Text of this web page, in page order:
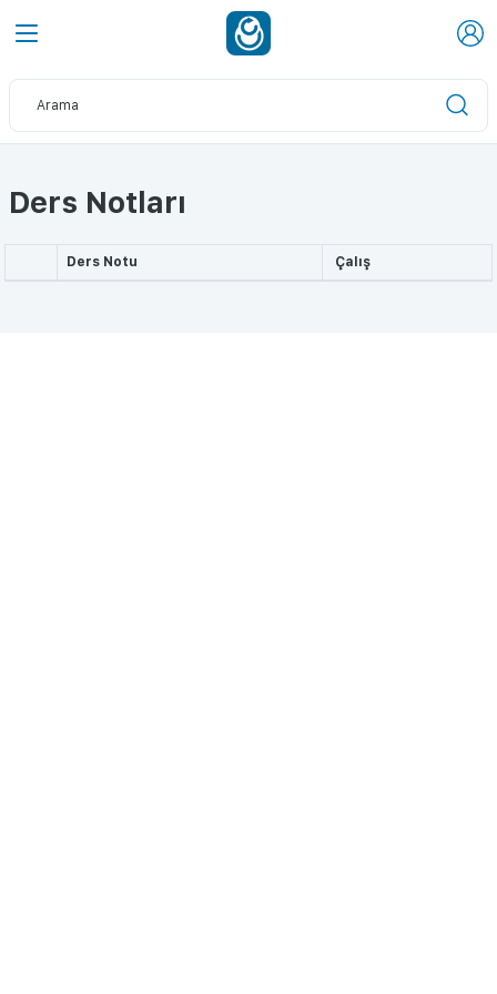
Ders Notları
Ders Notu Çalış